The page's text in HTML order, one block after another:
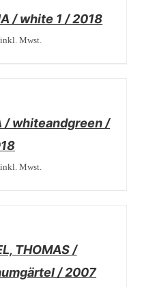
/ white 1 / 2018
inkl. Mwst.
/ whiteandgreen /
inkl. Mwst.
THOMAS /
/ 2007